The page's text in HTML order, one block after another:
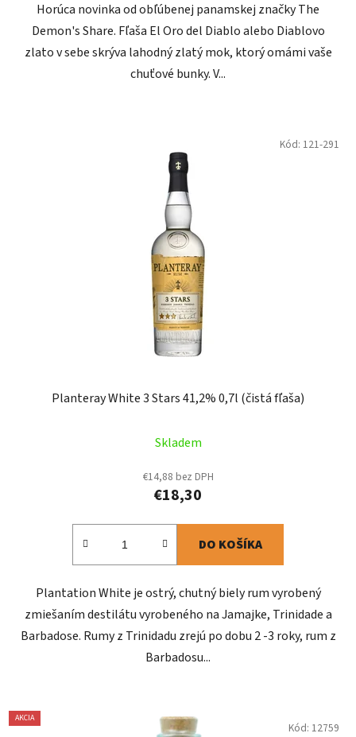
Horúca novinka od obľúbenej panamskej značky The
Demon's Share. Fľaša El Oro del Diablo alebo Diablovo
zlato v sebe skrýva lahodný zlatý mok, ktorý omámi vaše
chuťové bunky. V...
Planteray White 3 Stars 41,2% 0,7l (čistá fľaša)
Skladem
€14,88 bez DPH
€18,30
DO KOŠÍKA
Plantation White je ostrý, chutný biely rum vyrobený
zmiešaním destilátu vyrobeného na Jamajke, Trinidade a
Barbadose. Rumy z Trinidadu zrejú po dobu 2 -3 roky, rum z
Barbadosu...
Kód: 121-291
AKCIA
Kód: 12759